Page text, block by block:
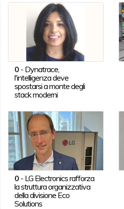
0- Dynatrace,
l'intelligenza deve
spostarsi a monte degli
stack moderni
0- LG Electronics rafforza
la struttura organizzativa
della divisione Eco
Solutions